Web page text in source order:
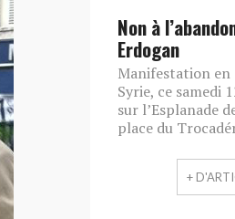
Non à
Erdogan
Manifestation en
Syrie, ce samedi
sur l’Esplanade
place du
+